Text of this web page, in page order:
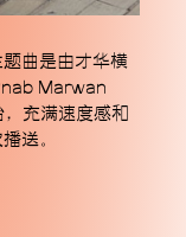
曲是由才华横
Marwan
充满速度感和
送。